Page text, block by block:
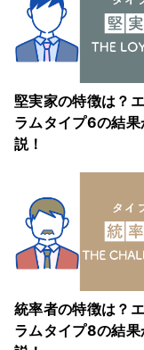
堅実家の特徴は？
ラムタイプ6の結
説！
統率者の特徴は？
ラムタイプ8の結